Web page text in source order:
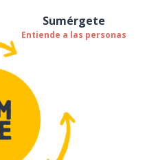
Sumérgete
Entiende a las personas